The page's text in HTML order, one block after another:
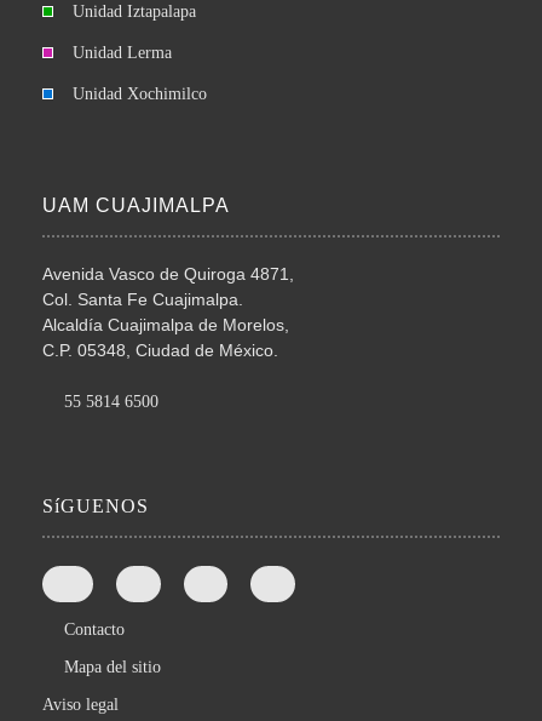
Unidad Iztapalapa
Unidad Lerma
Unidad Xochimilco
UAM CUAJIMALPA
Avenida Vasco de Quiroga 4871,
Col. Santa Fe Cuajimalpa.
Alcaldía Cuajimalpa de Morelos,
C.P. 05348, Ciudad de México.
55 5814 6500
SíGUENOS
Contacto
Mapa del sitio
Aviso legal